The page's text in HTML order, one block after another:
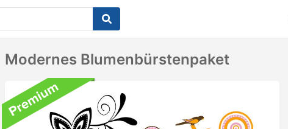
Modernes Blumenbürstenpaket